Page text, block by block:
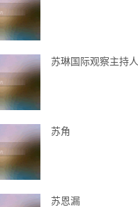
苏琳国际观察主持人
苏角
苏恩漏